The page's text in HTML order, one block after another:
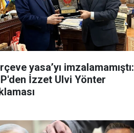
yasa’yı imzalamamıştı:
İzzet Ulvi Yönter